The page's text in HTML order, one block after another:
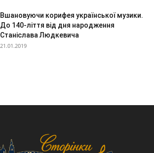
Вшановуючи корифея української музики.
До 140-ліття від дня народження
Станіслава Людкевича
21.01.2019